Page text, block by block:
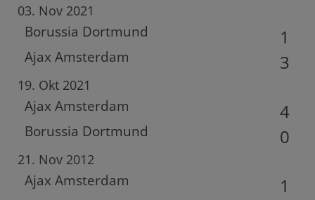
03. Nov 2021
Borussia Dortmund
Ajax Amsterdam
1
3
19. Okt 2021
Ajax Amsterdam
Borussia Dortmund
4
0
21. Nov 2012
Ajax Amsterdam
1